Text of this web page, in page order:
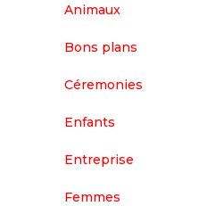
Animaux
Bons plans
Céremonies
Enfants
Entreprise
Femmes